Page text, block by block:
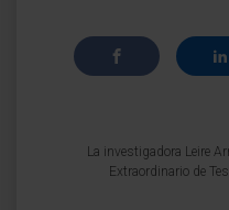
La investigadora Leire
Extraordinario de